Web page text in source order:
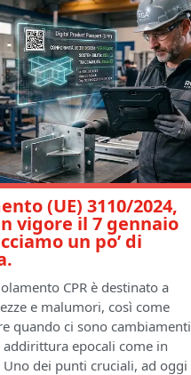
(UE) 3110/2024,
vigore il 7 gennaio
un po’ di
CPR è destinato a
e malumori, così come
quando ci sono cambiamenti
epocali come in
Uno dei punti cruciali, ad oggi